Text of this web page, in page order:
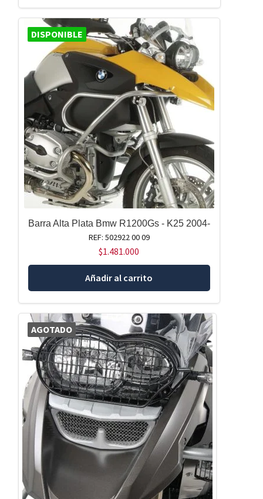
DISPONIBLE
Barra Alta Plata Bmw R1200Gs - K25 2004-
REF: 502922 00 09
$1.481.000
Añadir al carrito
AGOTADO